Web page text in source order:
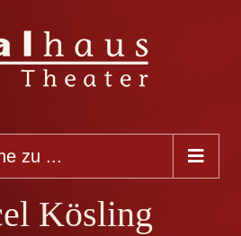
zu ...
Kösling